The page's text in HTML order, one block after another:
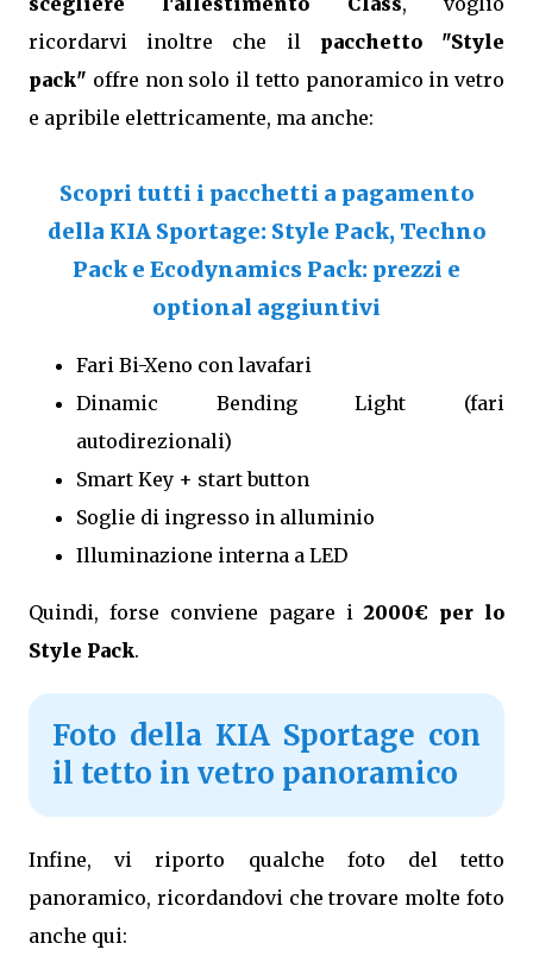
ricordarvi inoltre che il pacchetto "Style
pack" offre non solo il tetto panoramico in vetro
e apribile elettricamente, ma anche:
Scopri tutti i pacchetti a pagamento
della KIA Sportage: Style Pack, Techno
Pack e Ecodynamics Pack: prezzi e
optional aggiuntivi
Fari Bi-Xeno con lavafari
Dinamic Bending Light (fari
autodirezionali)
Smart Key + start button
Soglie di ingresso in alluminio
Illuminazione interna a LED
Quindi, forse conviene pagare i 2000€ per lo
Style Pack.
Foto della KIA Sportage con
il tetto in vetro panoramico
Infine, vi riporto qualche foto del tetto
panoramico, ricordandovi che trovare molte foto
anche qui: